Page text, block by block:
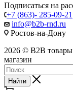
Подписаться на
+7 (863)- 285-09-21
info@b2b-rnd.ru
Ростов-на-Дону
2026 © B2B
магазин
Найти